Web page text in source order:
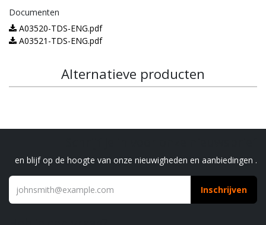
Documenten
A03520-TDS-ENG.pdf
A03521-TDS-ENG.pdf
Alternatieve producten
en blijf op de hoogte van onze nieuwigheden en aanbiedingen .
Inschrijven